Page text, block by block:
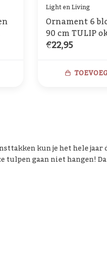
Light en Living
Ornament 6
90
€22,95
kun je het hele jaar
tulpen gaan niet hangen!